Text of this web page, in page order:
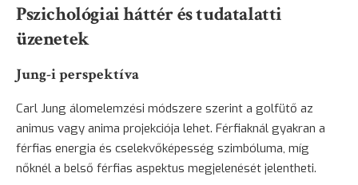
Pszichológiai háttér és tudatalatti
üzenetek
Jung-i perspektíva
Carl Jung álomelemzési módszere szerint a golfütő az
animus vagy anima projekciója lehet. Férfiaknál gyakran a
férfias energia és cselekvőképesség szimbóluma, míg
nőknél a belső férfias aspektus megjelenését jelentheti.